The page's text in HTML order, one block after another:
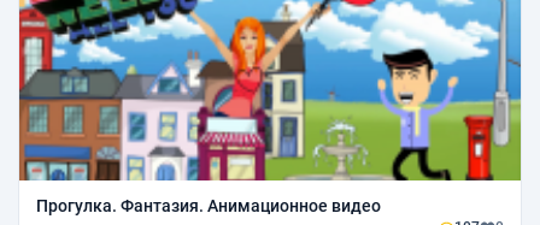
Прогулка. Фантазия. Анимационное видео